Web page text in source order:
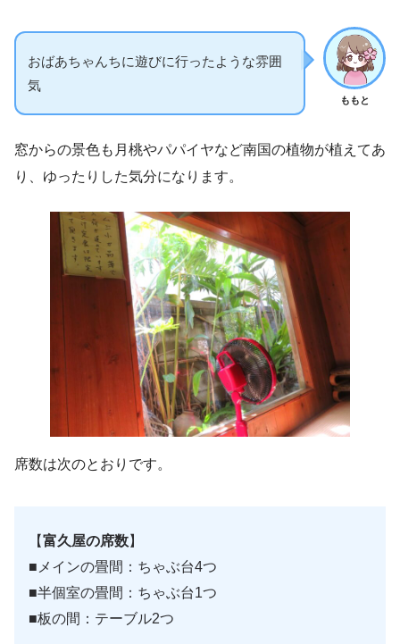
ももと
おばあちゃんちに遊びに行ったような雰囲
気
窓からの景色も月桃やパパイヤなど南国の植物が植えてあ
り、ゆったりした気分になります。
席数は次のとおりです。
【富久屋の席数】
■メインの畳間：ちゃぶ台4つ
■半個室の畳間：ちゃぶ台1つ
■板の間：テーブル2つ